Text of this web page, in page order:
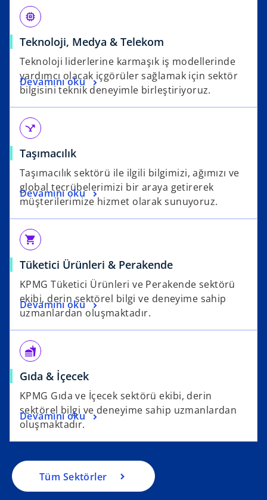
memory
Teknoloji, Medya & Telekom
Teknoloji liderlerine karmaşık iş modellerinde
yardımcı olacak içgörüler sağlamak için sektör
bilgisini teknik deneyimle birleştiriyoruz.
Devamını oku
airline_stops
Taşımacılık
Taşımacılık sektörü ile ilgili bilgimizi, ağımızı ve
global tecrübelerimizi bir araya getirerek
müşterilerimize hizmet olarak sunuyoruz.
Devamını oku
local_grocery_store
Tüketici Ürünleri & Perakende
KPMG Tüketici Ürünleri ve Perakende sektörü
ekibi, derin sektörel bilgi ve deneyime sahip
uzmanlardan oluşmaktadır.
Devamını oku
fastfood
Gıda & İçecek
KPMG Gıda ve İçecek sektörü ekibi, derin
sektörel bilgi ve deneyime sahip uzmanlardan
oluşmaktadır.
Devamını oku
Tüm Sektörler